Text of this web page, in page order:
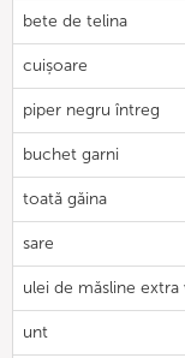
bete de telina
cuișoare
piper negru întreg
buchet garni
toată găina
sare
ulei de măsline extra
unt